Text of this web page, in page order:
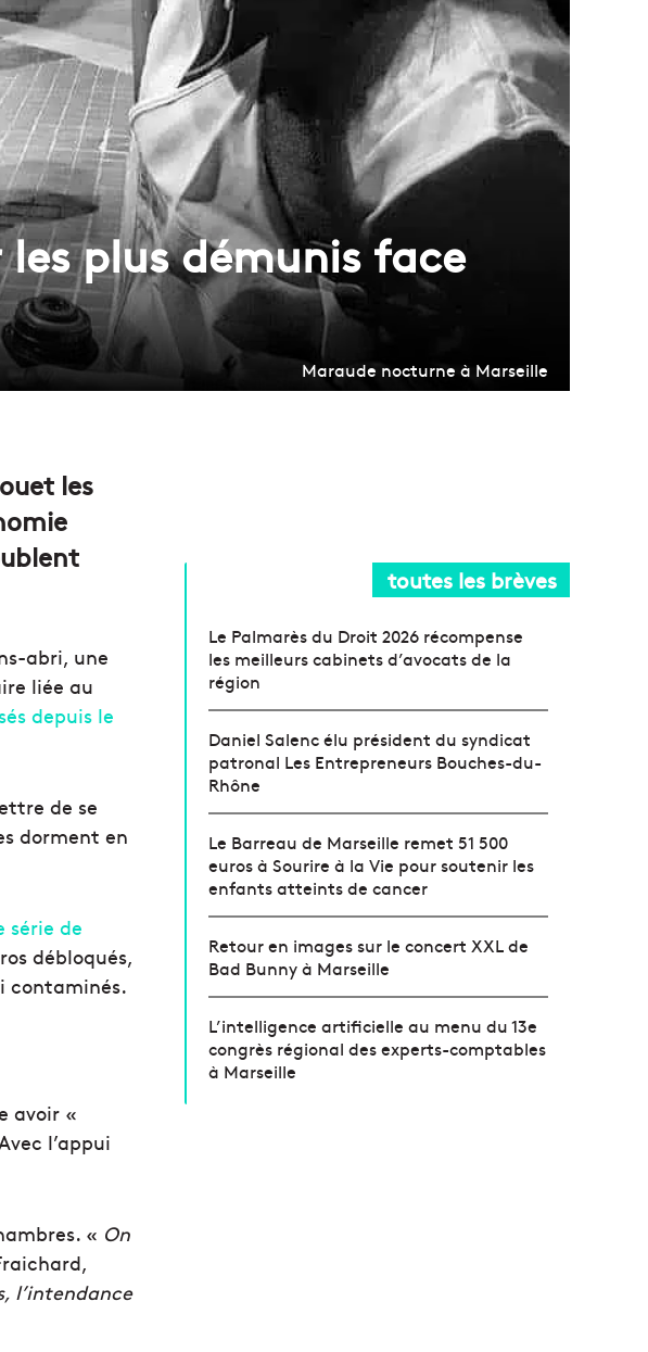
plus démunis face
Maraude nocturne à Marseille
les
abri, une
liée au
depuis le
de se
dorment en
série de
débloqués,
contaminés.
avoir «
l’appui
« On
l’intendance
toutes les brèves
Le Palmarès du Droit 2026 récompense
les meilleurs cabinets d’avocats de la
région
Daniel Salenc élu président du syndicat
patronal Les Entrepreneurs Bouches-du-
Rhône
Le Barreau de Marseille remet 51 500
euros à Sourire à la Vie pour soutenir les
enfants atteints de cancer
Retour en images sur le concert XXL de
Bad Bunny à Marseille
L’intelligence artificielle au menu du 13e
congrès régional des experts-comptables
à Marseille